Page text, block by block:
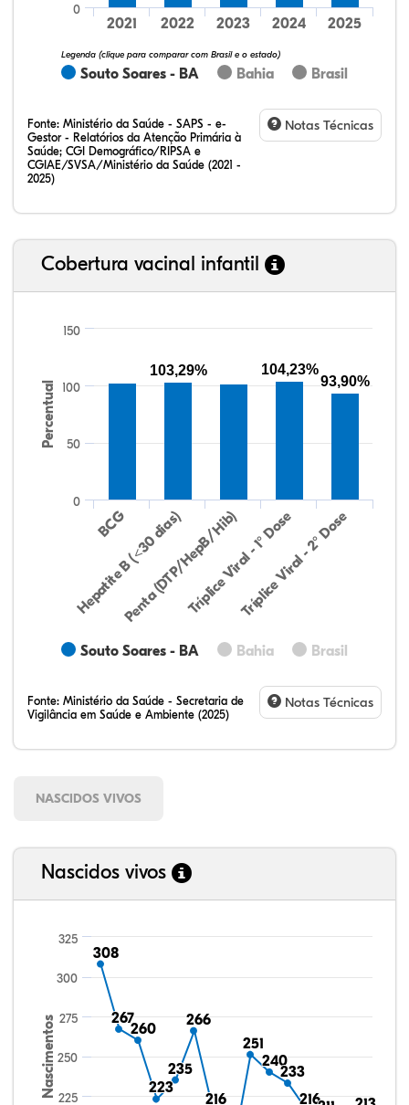
Souto Soares - BA Bahia Brasil
Legenda (clique para comparar com Brasil e o estado)
2021 2022 2023 2024 2025
0
Fonte: Ministério da Saúde - SAPS - e-
Gestor - Relatórios da Atenção Primária à
Saúde; CGI Demográfico/RIPSA e
CGIAE/SVSA/Ministério da Saúde (2021 -
2025)
Notas Técnicas
Cobertura vacinal infantil
Percentual
Souto Soares - BA Bahia Brasil
BCG
Hepatite B (<30 dias)
Penta (DTP/HepB/Hib)Tríplice Viral - 1° Dose
Tríplice Viral - 2° Dose
0
50
100
150
103,29% 104,23%
93,90%
Fonte: Ministério da Saúde - Secretaria de
Vigilância em Saúde e Ambiente (2025)
Notas Técnicas
NASCIDOS VIVOS
Nascidos vivos
Nascimentos
308
308
267
267
260
260
223
223
235
235
266
266
216
216
251
251
240
240
233
233
216
216
225
250
275
300
325